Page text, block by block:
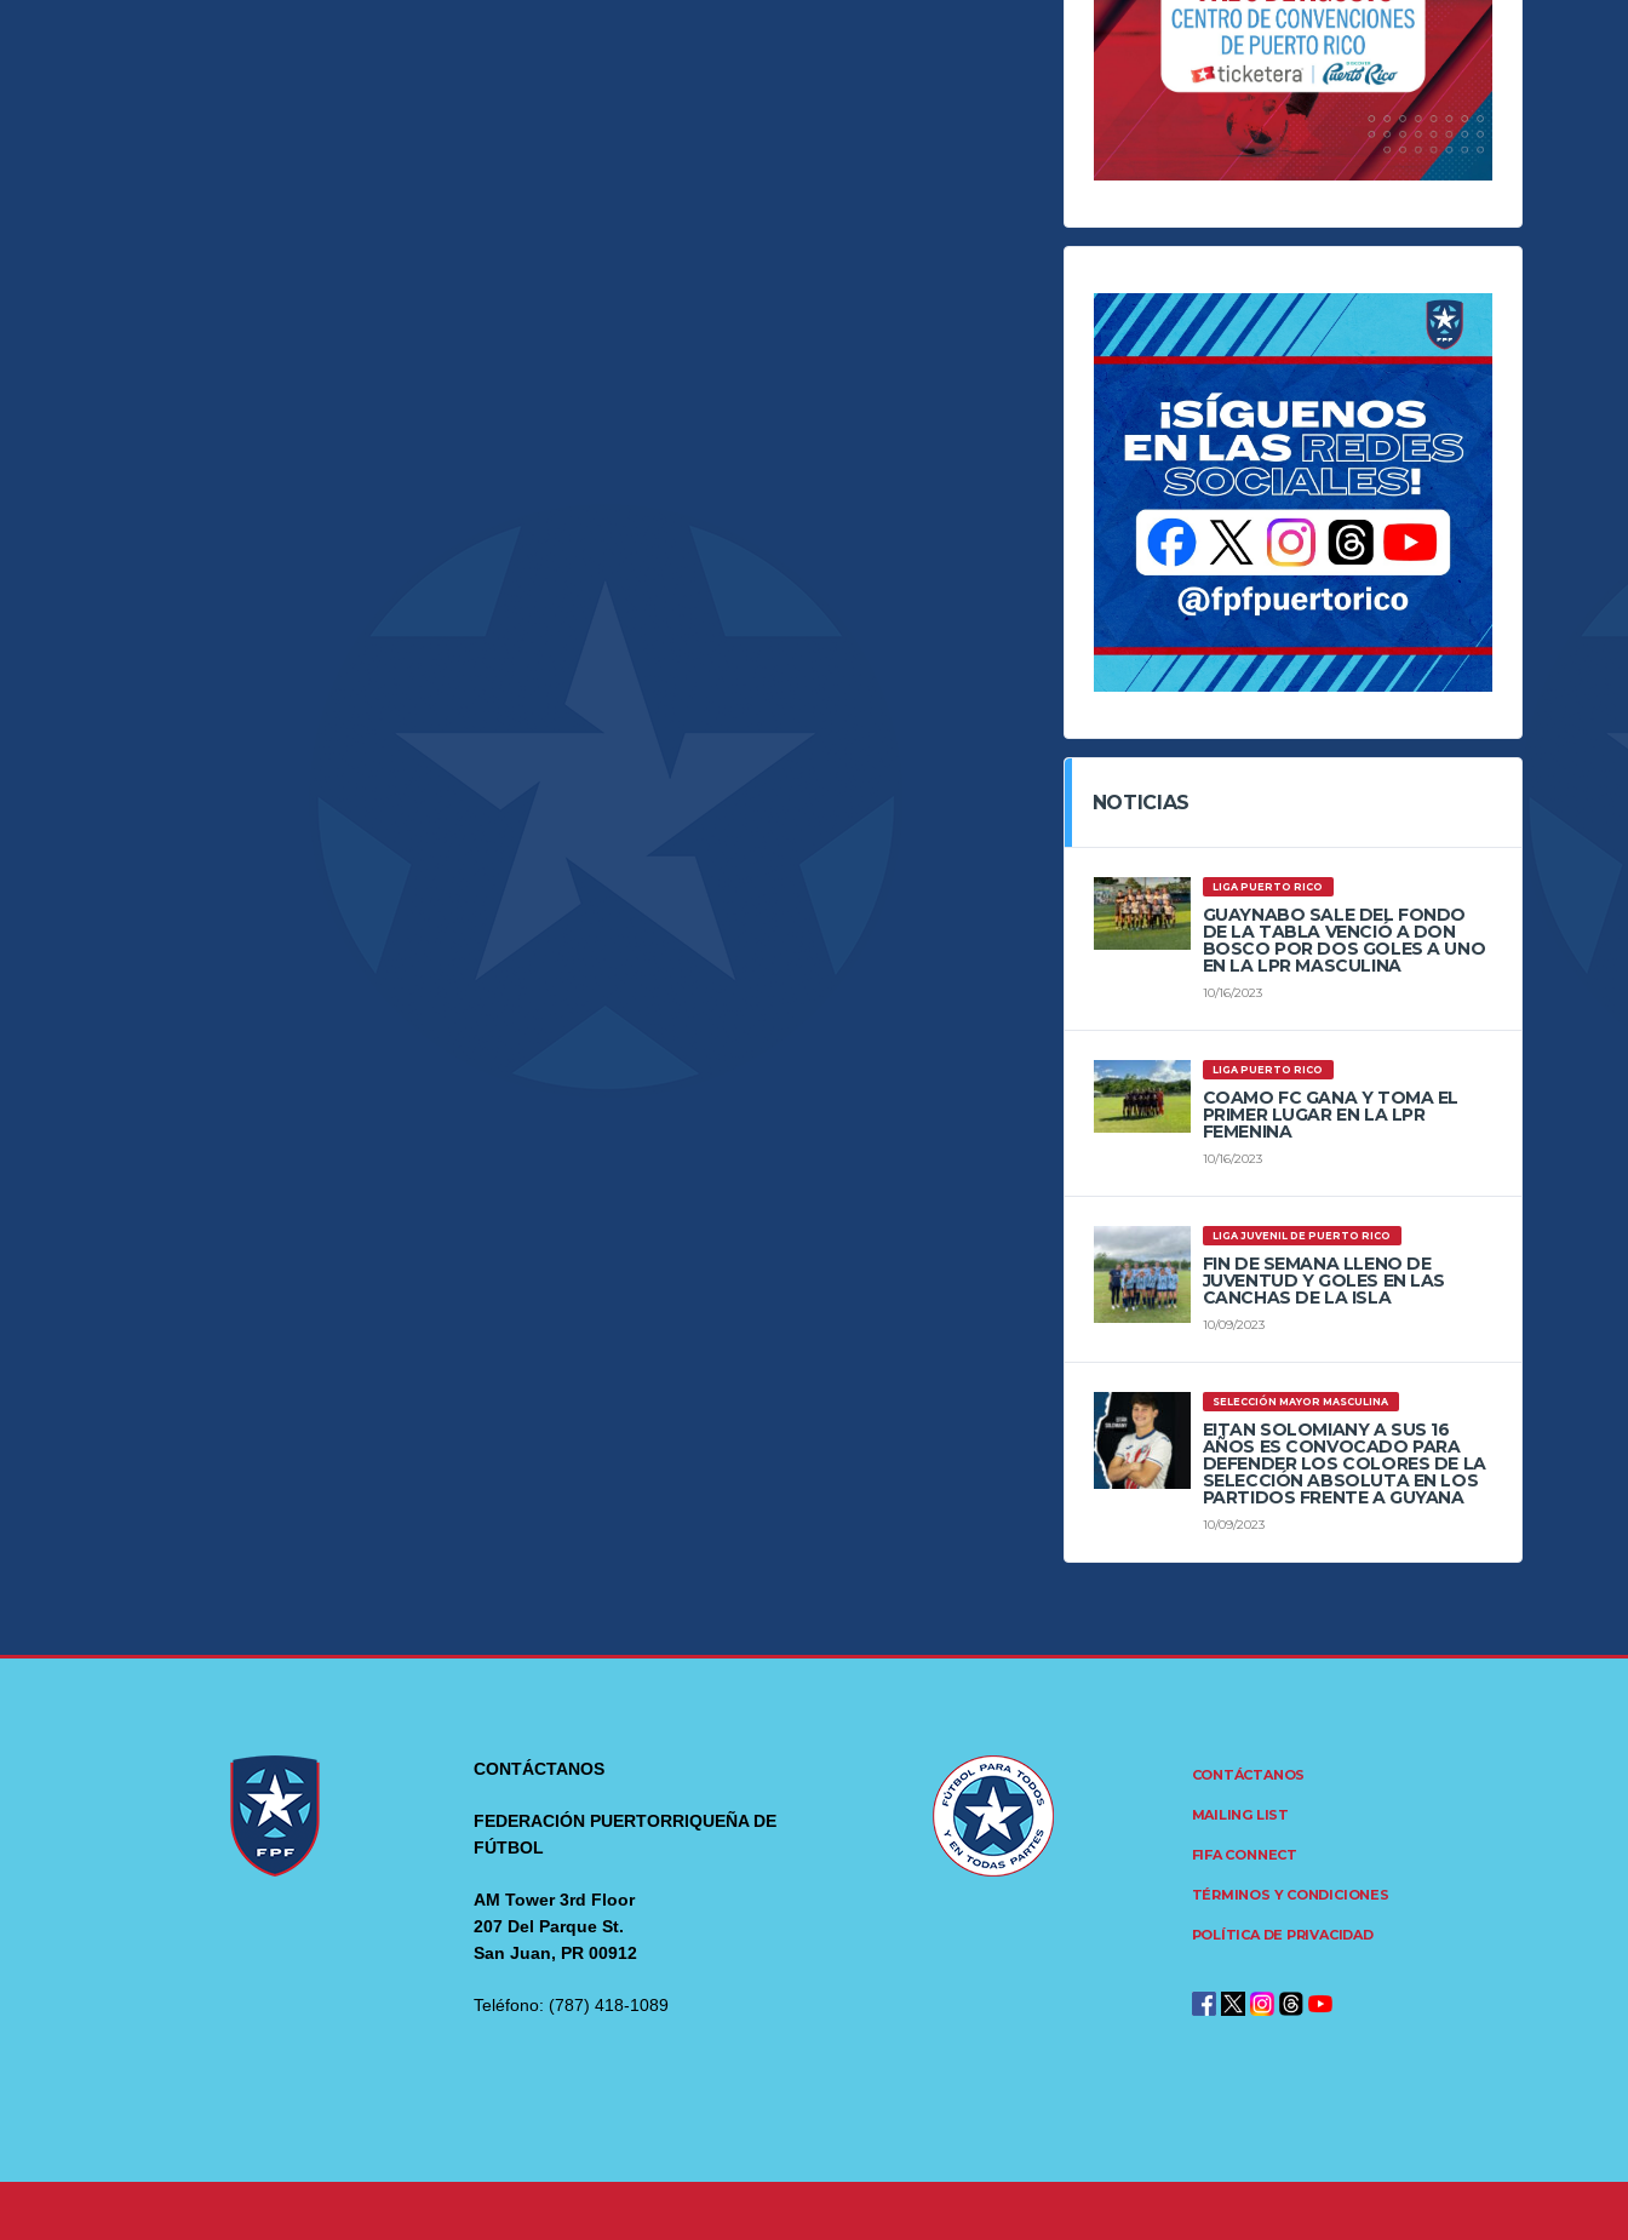
NOTICIAS
LIGA PUERTO RICO
GUAYNABO SALE DEL FONDO
DE LA TABLA VENCIÓ A DON
BOSCO POR DOS GOLES A UNO
EN LA LPR MASCULINA
10/16/2023
LIGA PUERTO RICO
COAMO FC GANA Y TOMA EL
PRIMER LUGAR EN LA LPR
FEMENINA
10/16/2023
LIGA JUVENIL DE PUERTO RICO
FIN DE SEMANA LLENO DE
JUVENTUD Y GOLES EN LAS
CANCHAS DE LA ISLA
10/09/2023
SELECCIÓN MAYOR MASCULINA
EITAN SOLOMIANY A SUS 16
AÑOS ES CONVOCADO PARA
DEFENDER LOS COLORES DE LA
SELECCIÓN ABSOLUTA EN LOS
PARTIDOS FRENTE A GUYANA
10/09/2023
CONTÁCTANOS
FEDERACIÓN PUERTORRIQUEÑA DE
FÚTBOL
AM Tower 3rd Floor
207 Del Parque St.
San Juan, PR 00912
Teléfono: (787) 418-1089
CONTÁCTANOS
MAILING LIST
FIFA CONNECT
TÉRMINOS Y CONDICIONES
POLÍTICA DE PRIVACIDAD